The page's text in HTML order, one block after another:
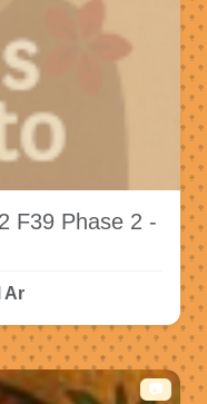
F39 Phase 2 -
Ar
📷